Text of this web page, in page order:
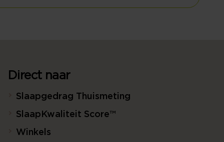
Direct naar
Slaapgedrag Thuismeting
SlaapKwaliteit Score™
Winkels